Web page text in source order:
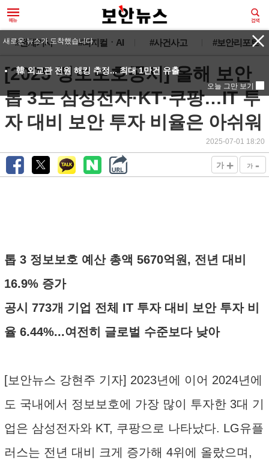
#전체기사 #피지컬ㆍAI #사건사고 #보안리포트
[2025 정보보호공시] 올해 보안
톱 3도 삼성전자·KT·쿠팡…IT 투
자 대비 보안 투자 비율은 아쉬워
2025-07-01 18:20
가 + 가 -
톱 3 정보보호 예산 총액 5670억원, 전년 대비
16.9% 증가
공시 773개 기업 전체 IT 투자 대비 보안 투자 비
율 6.44%...여전히 글로벌 수준보다 낮아
[보안뉴스 강현주 기자] 2023년에 이어 2024년에
도 국내에서 정보보호에 가장 많이 투자한 3대 기
업은 삼성전자와 KT, 쿠팡으로 나타났다. LG유플
러스는 전년 대비 크게 증가해 4위에 올랐으며,
새로운 뉴스가 도착했습니다.
韓 외교관 전원 해킹 추정... 최대 1만건 유출
오늘 그만 보기